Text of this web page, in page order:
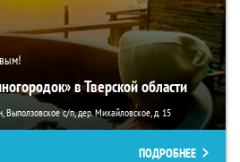
в Тверской области
Выползовское с/п, дер. Михайловское, д. 15
ПОДРОБНЕЕ